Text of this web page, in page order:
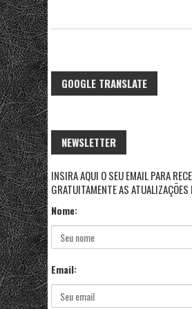
GOOGLE TRANSLATE
NEWSLETTER
INSIRA AQUI O SEU EMAIL PARA
GRATUITAMENTE AS ATUALIZAÇÕES
Nome:
Email: